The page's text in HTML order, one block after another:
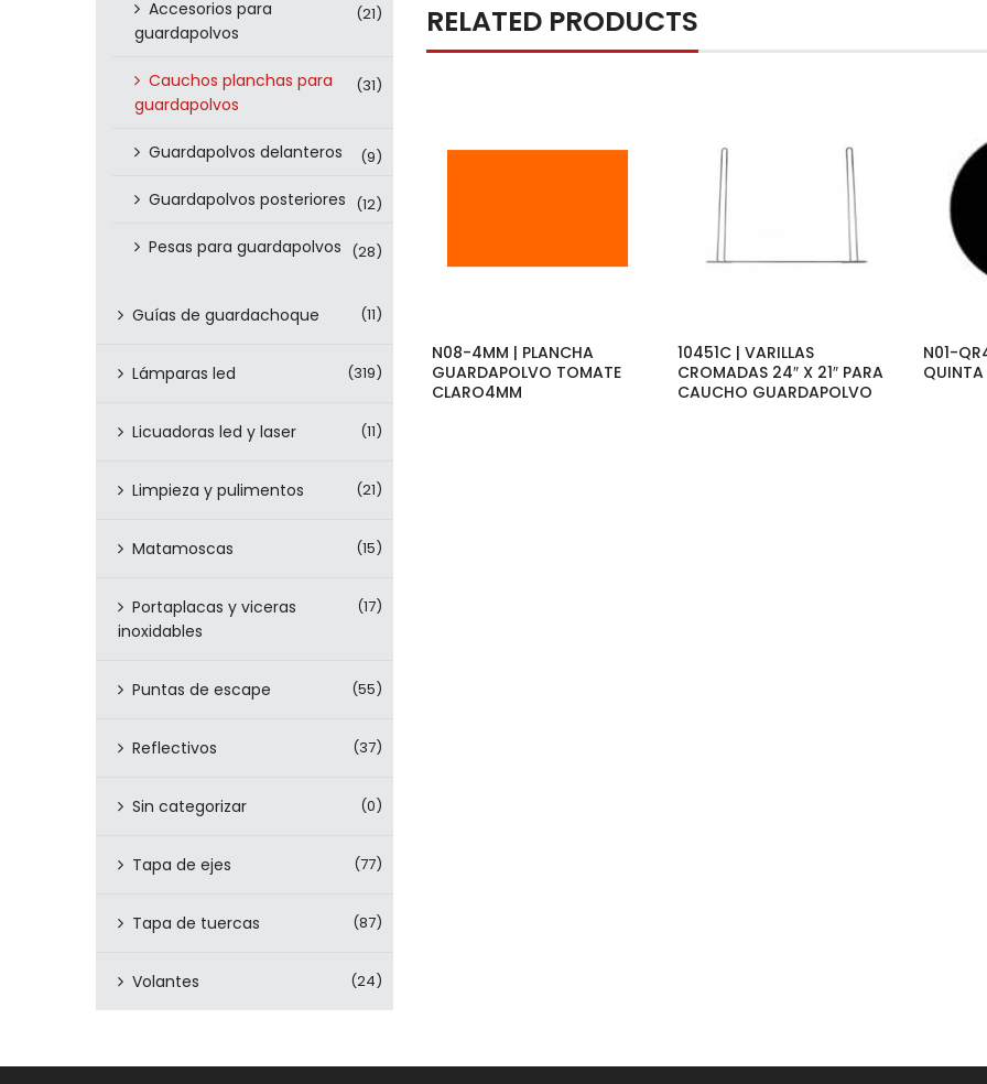
Accesorios para
guardapolvos
(21)
Cauchos planchas para
guardapolvos
(31)
Guardapolvos delanteros (9)
Guardapolvos posteriores (12)
Pesas para guardapolvos (28)
Guías de guardachoque (11)
Lámparas led (319)
Licuadoras led y laser (11)
Limpieza y pulimentos (21)
Matamoscas (15)
Portaplacas y viceras
inoxidables
(17)
Puntas de escape (55)
Reflectivos (37)
Sin categorizar (0)
Tapa de ejes (77)
Tapa de tuercas (87)
Volantes (24)
RELATED PRODUCTS
N08-4MM | PLANCHA
GUARDAPOLVO TOMATE
CLARO4MM
10451C | VARILLAS
CROMADAS 24″ X 21″ PARA
CAUCHO GUARDAPOLVO
N01-
QUINTA